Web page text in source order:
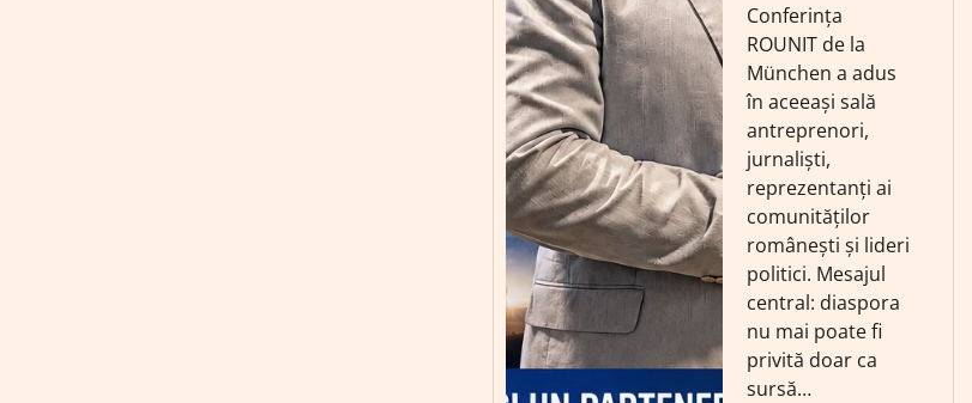
Conferința
ROUNIT de la
München a adus
în aceeași sală
antreprenori,
jurnaliști,
reprezentanți ai
comunităților
românești și lideri
politici. Mesajul
central: diaspora
nu mai poate fi
privită doar ca
sursă…